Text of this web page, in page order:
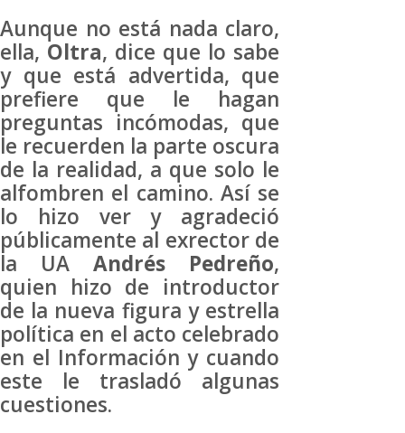
Aunque no está nada claro,
ella, Oltra, dice que lo sabe
y que está advertida, que
prefiere que le hagan
preguntas incómodas, que
le recuerden la parte oscura
de la realidad, a que solo le
alfombren el camino. Así se
lo hizo ver y agradeció
públicamente al exrector de
la UAAndrés Pedreño,
quien hizo de introductor
de la nueva figura y estrella
política en el acto celebrado
en el Información y cuando
este le trasladó algunas
cuestiones.